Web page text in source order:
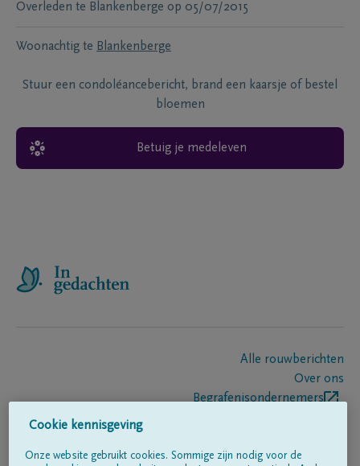
Overleden te Blankenberge op 05/07/2015
Woonachtig te Blankenberge
Stuur een condoléancebericht, brand een kaarsje of bestel
bloemen
Betuig je medeleven
Alle rouwberichten
Over ons
Begrafenisondernemers
Cookie kennisgeving
Onze website gebruikt cookies. Sommige zijn nodig voor de